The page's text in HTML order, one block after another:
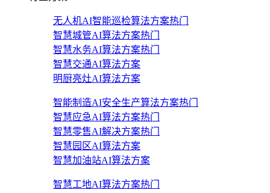
无人机AI智能巡检算法方案热门
智慧城管AI算法方案热门
智慧水务AI算法方案热门
智慧交通AI算法方案
明厨亮灶AI算法方案
智能制造AI安全生产算法方案热门
智慧应急AI算法方案热门
智慧零售AI解决方案热门
智慧园区AI算法方案
智慧加油站AI算法方案
智慧工地AI算法方案热门